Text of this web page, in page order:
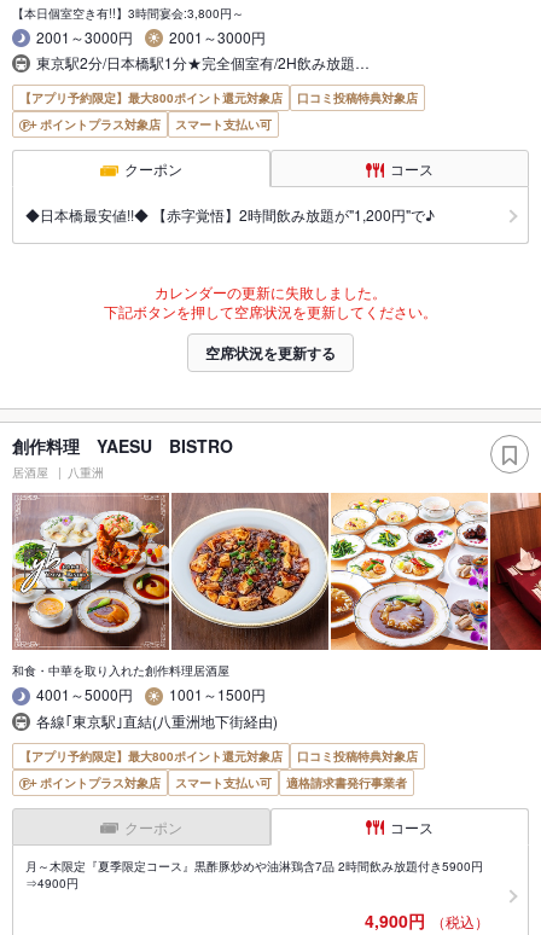
【本日個室空き有!!】3時間宴会:3,800円～
2001～3000円
2001～3000円
東京駅2分/日本橋駅1分★完全個室有/2H飲み放題…
【アプリ予約限定】最大800ポイント還元対象店
口コミ投稿特典対象店
ポイントプラス対象店
スマート支払い可
クーポン コース
◆日本橋最安値!!◆ 【赤字覚悟】2時間飲み放題が"1,200円"で♪
カレンダーの更新に失敗しました。
下記ボタンを押して空席状況を更新してください。
空席状況を更新する
創作料理 YAESU BISTRO
居酒屋 八重洲
和食・中華を取り入れた創作料理居酒屋
4001～5000円
1001～1500円
各線｢東京駅｣直結(八重洲地下街経由)
【アプリ予約限定】最大800ポイント還元対象店
口コミ投稿特典対象店
ポイントプラス対象店
スマート支払い可 適格請求書発行事業者
クーポン コース
月～木限定『夏季限定コース』黒酢豚炒めや油淋鶏含7品 2時間飲み放題付き5900円
⇒4900円
4,900円 （税込）